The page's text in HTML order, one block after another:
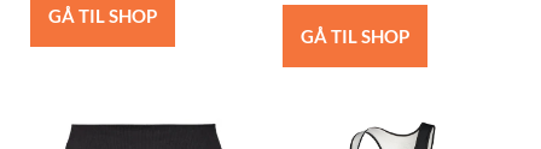
GÅ TIL SHOP
GÅ TIL SHOP